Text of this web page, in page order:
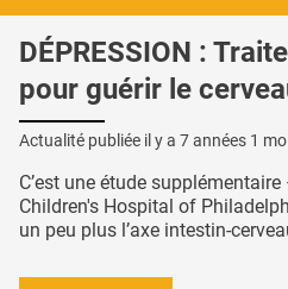
DÉPRESSION :
pour guérir le
Actualité publiée il y a 7 années 1
C’est une étude supplémentaire
Children's Hospital of
un peu plus l’axe intestin-